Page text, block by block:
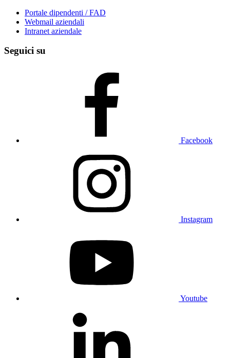
Portale dipendenti / FAD
Webmail aziendali
Intranet aziendale
Seguici su
Facebook
Instagram
Youtube